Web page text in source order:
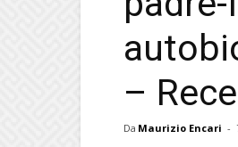
–
Da Maurizio Encari -